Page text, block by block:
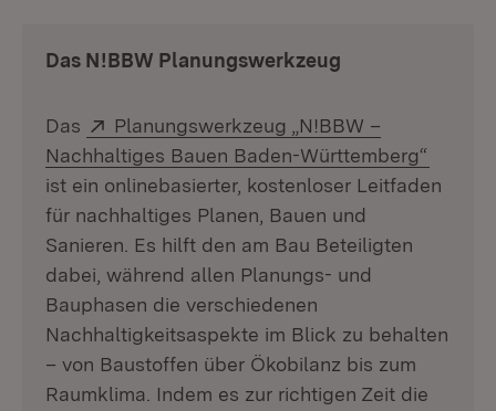
Das N!BBW Planungswerkzeug
Das Extern:
Planungswerkzeug „N!BBW –
Nachhaltiges Bauen Baden-Württemberg“
ist ein onlinebasierter, kostenloser Leitfaden
für nachhaltiges Planen, Bauen und
Sanieren. Es hilft den am Bau Beteiligten
dabei, während allen Planungs- und
Bauphasen die verschiedenen
Nachhaltigkeitsaspekte im Blick zu behalten
– von Baustoffen über Ökobilanz bis zum
Raumklima. Indem es zur richtigen Zeit die